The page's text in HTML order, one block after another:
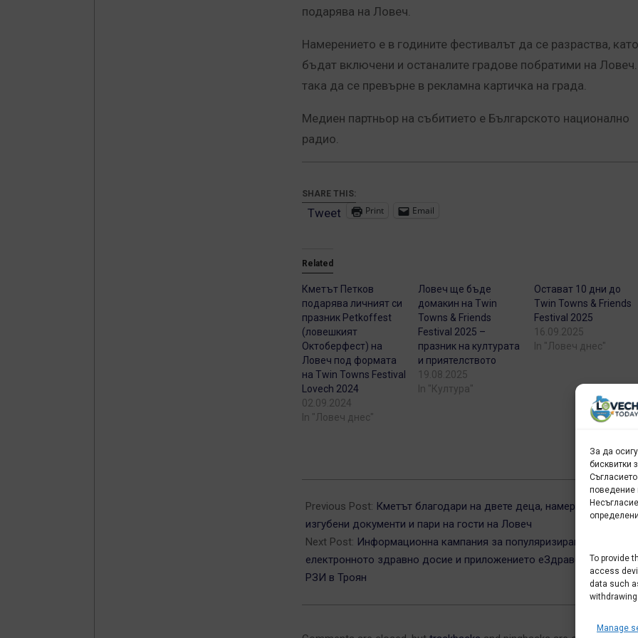
За да
бисквитки
поведение
To provide
access
data such
Manage
подарява на Ловеч.
Намерението е в годините фестивалът да се разраства, като
бъдат включени и останалите градове побратими на
така да се превърне в рекламна картичка на града.
Медиен партньор на събитието е Българското национално
радио.
SHARE THIS:
Tweet Print Email
Related
Кметът Петков
подарява личният си
празник Petkoffest
(ловешкият
Октоберфест) на
Ловеч под формата
на Twin Towns Festival
Lovech 2024
02.09.2024
In "Ловеч днес"
Ловеч ще бъде
домакин на Twin
Towns & Friends
Festival 2025 –
празник на културата
и приятелството
19.08.2025
In "Култура"
Остават 10 дни до
Twin Towns & Friends
Festival 2025
16.09.2025
In "Ловеч днес"
09-
11
Previous Post: Кметът благодари на двете деца, намерили и
изгубени документи и пари на гости на Ловеч
Next Post: Информационна кампания за популяризиране на
електронното здравно досие и приложението еЗдраве ще
РЗИ в Троян